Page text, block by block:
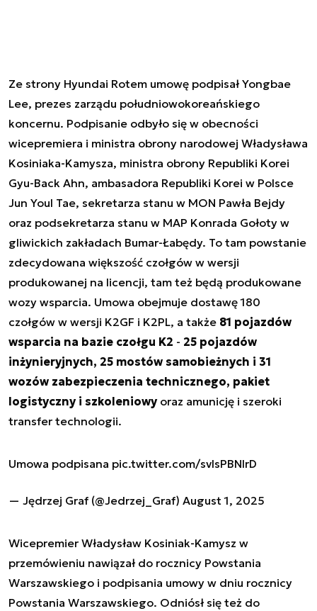
Ze strony Hyundai Rotem umowę podpisał Yongbae
Lee, prezes zarządu południowokoreańskiego
koncernu. Podpisanie odbyło się w obecności
wicepremiera i ministra obrony narodowej Władysława
Kosiniaka-Kamysza, ministra obrony Republiki Korei
Gyu-Back Ahn, ambasadora Republiki Korei w Polsce
Jun Youl Tae, sekretarza stanu w MON Pawła Bejdy
oraz podsekretarza stanu w MAP Konrada Gołoty w
gliwickich zakładach Bumar-Łabędy. To tam powstanie
zdecydowana większość czołgów w wersji
produkowanej na licencji, tam też będą produkowane
wozy wsparcia. Umowa obejmuje dostawę 180
czołgów w wersji K2GF i K2PL, a także 81 pojazdów
wsparcia na bazie czołgu K2 - 25 pojazdów
inżynieryjnych, 25 mostów samobieżnych i 31
wozów zabezpieczenia technicznego, pakiet
logistyczny i szkoleniowyoraz amunicję i szeroki
transfer technologii.
Umowa podpisana pic.twitter.com/svlsPBNlrD
— Jędrzej Graf (@Jedrzej_Graf) August 1, 2025
Wicepremier Władysław Kosiniak-Kamysz w
przemówieniu nawiązał do rocznicy Powstania
Warszawskiego i podpisania umowy w dniu rocznicy
Powstania Warszawskiego. Odniósł się też do